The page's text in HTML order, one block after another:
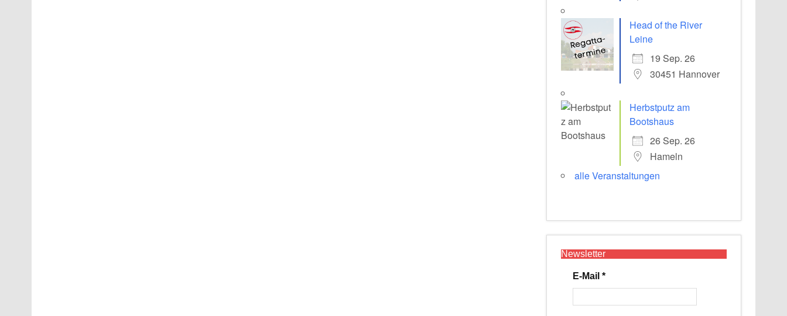
Head of the River
Leine
19 Sep. 26
30451 Hannover
Herbstputz am
Bootshaus
26 Sep. 26
Hameln
alle Veranstaltungen
Newsletter
E-Mail*